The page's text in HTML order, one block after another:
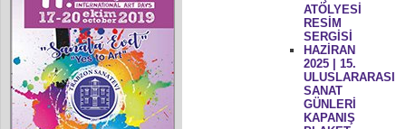
ATÖLYESİ
RESİM
SERGİSİ
HAZİRAN
2025 | 15.
ULUSLARARASI
SANAT
GÜNLERİ
KAPANIŞ